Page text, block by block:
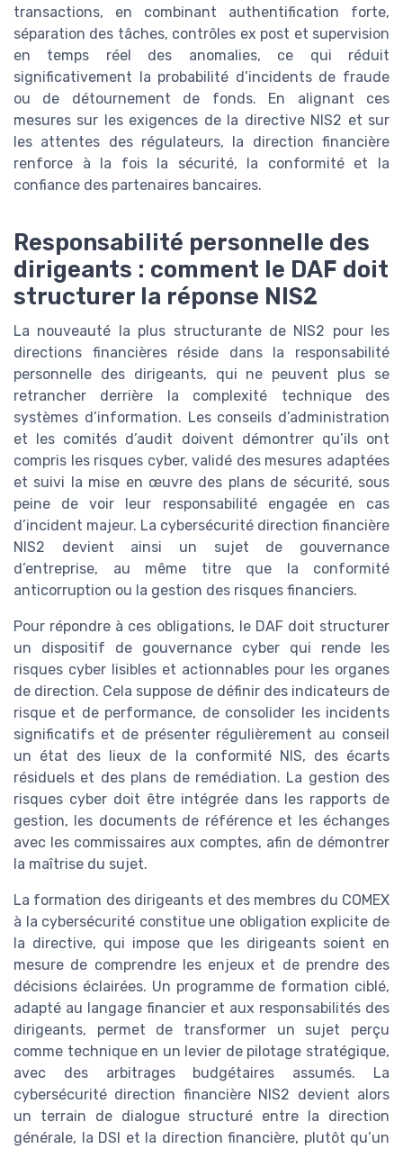
transactions, en combinant authentification forte,
séparation des tâches, contrôles ex post et supervision
en temps réel des anomalies, ce qui réduit
significativement la probabilité d’incidents de fraude
ou de détournement de fonds. En alignant ces
mesures sur les exigences de la directive NIS2 et sur
les attentes des régulateurs, la direction financière
renforce à la fois la sécurité, la conformité et la
confiance des partenaires bancaires.
Responsabilité personnelle des
dirigeants : comment le DAF doit
structurer la réponse NIS2
La nouveauté la plus structurante de NIS2 pour les
directions financières réside dans la responsabilité
personnelle des dirigeants, qui ne peuvent plus se
retrancher derrière la complexité technique des
systèmes d’information. Les conseils d’administration
et les comités d’audit doivent démontrer qu’ils ont
compris les risques cyber, validé des mesures adaptées
et suivi la mise en œuvre des plans de sécurité, sous
peine de voir leur responsabilité engagée en cas
d’incident majeur. La cybersécurité direction financière
NIS2 devient ainsi un sujet de gouvernance
d’entreprise, au même titre que la conformité
anticorruption ou la gestion des risques financiers.
Pour répondre à ces obligations, le DAF doit structurer
un dispositif de gouvernance cyber qui rende les
risques cyber lisibles et actionnables pour les organes
de direction. Cela suppose de définir des indicateurs de
risque et de performance, de consolider les incidents
significatifs et de présenter régulièrement au conseil
un état des lieux de la conformité NIS, des écarts
résiduels et des plans de remédiation. La gestion des
risques cyber doit être intégrée dans les rapports de
gestion, les documents de référence et les échanges
avec les commissaires aux comptes, afin de démontrer
la maîtrise du sujet.
La formation des dirigeants et des membres du COMEX
à la cybersécurité constitue une obligation explicite de
la directive, qui impose que les dirigeants soient en
mesure de comprendre les enjeux et de prendre des
décisions éclairées. Un programme de formation ciblé,
adapté au langage financier et aux responsabilités des
dirigeants, permet de transformer un sujet perçu
comme technique en un levier de pilotage stratégique,
avec des arbitrages budgétaires assumés. La
cybersécurité direction financière NIS2 devient alors
un terrain de dialogue structuré entre la direction
générale, la DSI et la direction financière, plutôt qu’un